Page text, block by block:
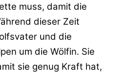
muss, damit die
dieser Zeit
und die
um die Wölfin. Sie
sie genug Kraft hat,